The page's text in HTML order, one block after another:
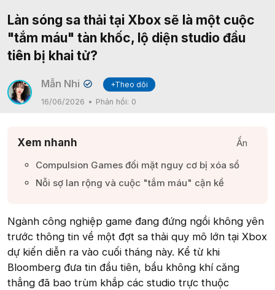
Làn sóng sa thải tại Xbox sẽ là một cuộc
"tắm máu" tàn khốc, lộ diện studio đầu
tiên bị khai tử?
Mẫn Nhi ✔
+Theo dõi
16/06/2026
Phản hồi: 0
Xem nhanh
Ẩn
Compulsion Games đối mặt nguy cơ bị xóa sổ​
Nỗi sợ lan rộng và cuộc "tắm máu" cận kề​
Ngành công nghiệp game đang đứng ngồi không yên
trước thông tin về một đợt sa thải quy mô lớn tại Xbox
dự kiến diễn ra vào cuối tháng này. Kể từ khi
Bloomberg đưa tin đầu tiên, bầu không khí căng
thẳng đã bao trùm khắp các studio trực thuộc